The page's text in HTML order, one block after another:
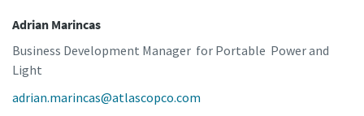
Adrian Marincas
Business Development Manager for Portable Power and
Light
adrian.marincas@atlascopco.com